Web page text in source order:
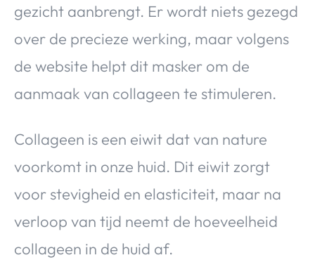
gezicht aanbrengt. Er wordt niets gezegd
over de precieze werking, maar volgens
de website helpt dit masker om de
aanmaak van collageen te stimuleren.
Collageen is een eiwit dat van nature
voorkomt in onze huid. Dit eiwit zorgt
voor stevigheid en elasticiteit, maar na
verloop van tijd neemt de hoeveelheid
collageen in de huid af.